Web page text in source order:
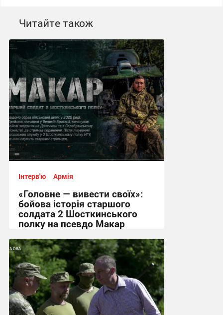
Читайте також
Інтерв'ю Армія
«Головне — вивести своїх»:
бойова історія старшого
солдата 2 Шосткинського
полку на псевдо Макар
12:08, 3.08.2026